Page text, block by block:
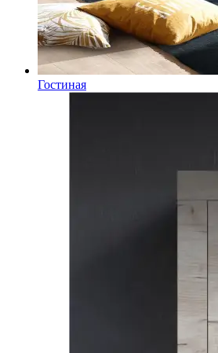
Гостиная